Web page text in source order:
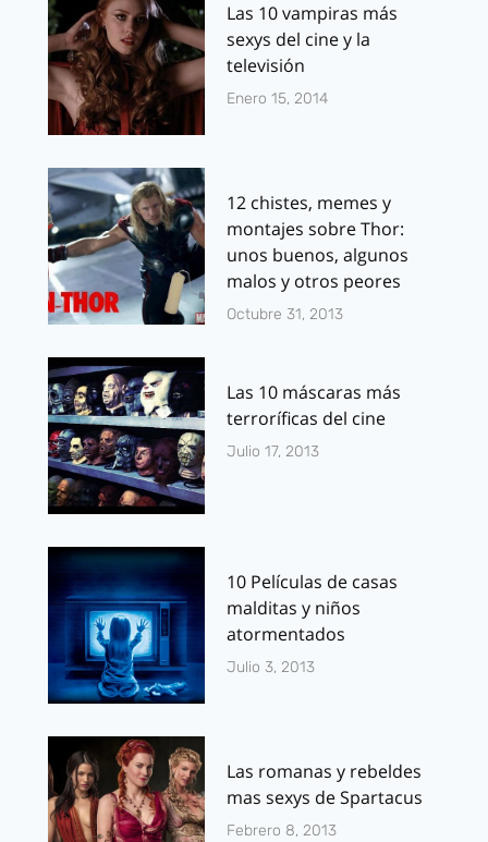
Las 10 vampiras más
sexys del cine y la
televisión
Enero 15, 2014
12 chistes, memes y
montajes sobre Thor:
unos buenos, algunos
malos y otros peores
Octubre 31, 2013
Las 10 máscaras más
terroríficas del cine
Julio 17, 2013
10 Películas de casas
malditas y niños
atormentados
Julio 3, 2013
Las romanas y rebeldes
mas sexys de Spartacus
Febrero 8, 2013